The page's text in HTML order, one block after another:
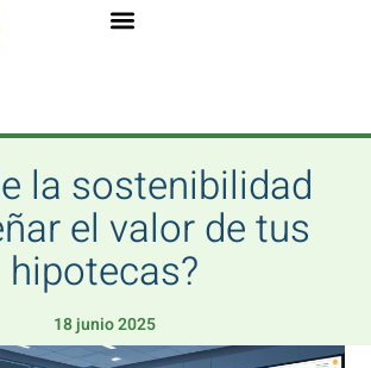
la sostenibilidad
el valor de tus
hipotecas?
18 junio 2025